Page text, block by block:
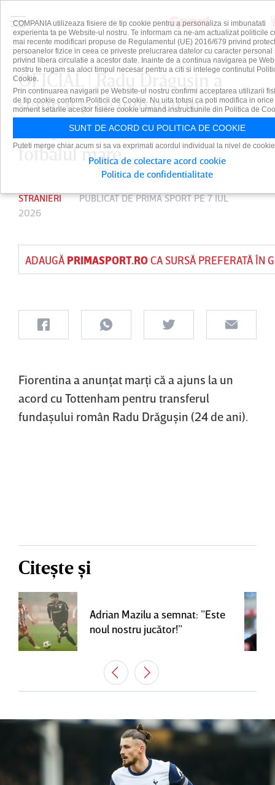
OFICIAL | Radu Drăguşin a
semnat şi se întoarce în
campionatul care l-a lansat în
fotbalul mare
STRANIERI PUBLICAT DEPRIMA SPORTPE 7 IUL
2026
ADAUGĂ PRIMASPORT.ROCA SURSĂ PREFERATĂ ÎN
Fiorentina a anunţat marţi că a ajuns la un
acord cu Tottenham pentru transferul
fundaşului român Radu Drăguşin (24 de ani).
Citește și
Adrian Mazilu a semnat: ”Este
noul nostru jucător!”
COMPANIA utilizeaza fisiere de tip cookie pentru a personaliza si imbunatati
experienta ta pe Website-ul nostru. Te informam ca ne-am actualizat politicile
mai recente modificari propuse de Regulamentul (UE) 2016/679 privind
persoanelor fizice in ceea ce priveste prelucrarea datelor cu caracter personal
privind libera circulatie a acestor date. Inainte de a continua navigarea pe
nostru te rugam sa aloci timpul necesar pentru a citi si intelege continutul
Cookie.
Prin continuarea navigarii pe Website-ul nostru confirmi acceptarea utilizarii
de tip cookie conform Politicii de Cookie. Nu uita totusi ca poti modifica in orice
moment setarile acestor fisiere cookie urmand instructiunile din Politica de
SUNT DE ACORD CU POLITICA DE COOKIE
Puteti merge chiar acum si sa va exprimati acordul individual la nivel de
Politica de colectare acord cookie
Politica de confidentialitate